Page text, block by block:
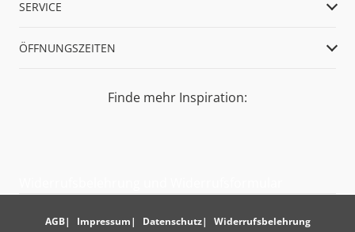
SERVICE
ÖFFNUNGSZEITEN
Finde mehr Inspiration:
AGB Impressum Datenschutz
Widerrufsbelehrung